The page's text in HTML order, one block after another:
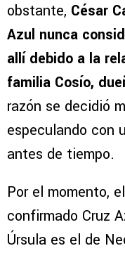
obstante, César
Azul nunca
allí debido a la
familia Cosío,
razón se decidió
especulando con
antes de tiempo.
Por el momento,
confirmado Cruz
Úrsula es el de